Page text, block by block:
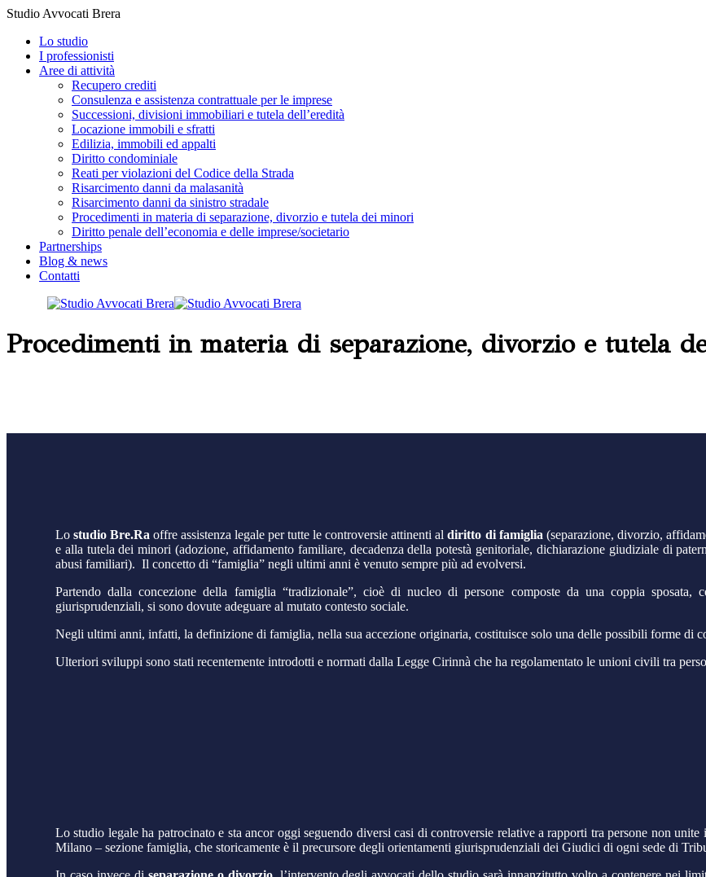
Skip
content
Studio Avvocati Brera
Lo studio
I professionisti
Aree di attività
Recupero crediti
Consulenza e assistenza contrattuale per le imprese
Successioni, divisioni immobiliari e tutela dell’eredità
Locazione immobili e sfratti
Edilizia, immobili ed appalti
Diritto condominiale
Reati per violazioni del Codice della Strada
Risarcimento danni da malasanità
Risarcimento danni da sinistro stradale
Procedimenti in materia di separazione, divorzio e tutela dei minori
Diritto penale dell’economia e delle imprese/societario
Partnerships
Blog & news
Contatti
Procedimenti in materia di separazione, divorzio e tutela
Lostudio Bre.Ra offre assistenza legale per tutte le controversie attinenti aldiritto di famiglia (separazione, divorzio,
e alla tutela dei minori (adozione, affidamento familiare, decadenza della potestà genitoriale, dichiarazione giudiziale di
abusi familiari). Il concetto di “famiglia” negli ultimi anni è venuto sempre più ad evolversi.
Partendo dalla concezione della famiglia “tradizionale”, cioè di nucleo di persone composte da una coppia
giurisprudenziali, si sono dovute adeguare al mutato contesto sociale.
Negli ultimi anni, infatti, la definizione di famiglia, nella sua accezione originaria, costituisce solo una delle possibili forme di
Ulteriori sviluppi sono stati recentemente introdotti e normati dalla Legge Cirinnà che ha regolamentato le unioni civili tra
Lo studio legale ha patrocinato e sta ancor oggi seguendo diversi casi di controversie relative a rapporti tra persone non
Milano – sezione famiglia, che storicamente è il precursore degli orientamenti giurisprudenziali dei Giudici di ogni sede di